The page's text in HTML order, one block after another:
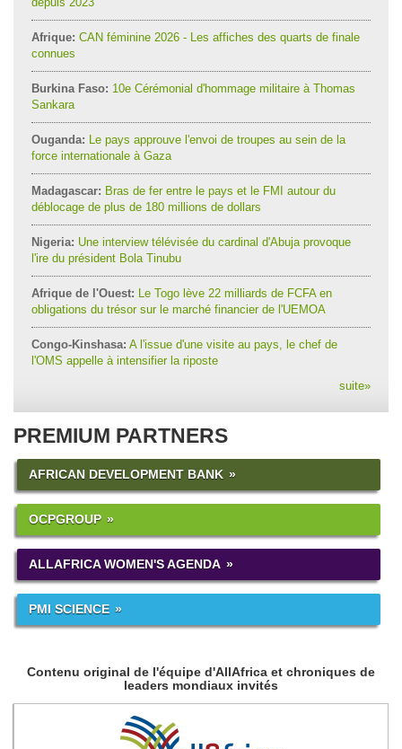
Afrique: CAN féminine 2026 - Les affiches des quarts de finale
connues
Burkina Faso: 10e Cérémonial d'hommage militaire à Thomas
Sankara
Ouganda: Le pays approuve l'envoi de troupes au sein de la
force internationale à Gaza
Madagascar: Bras de fer entre le pays et le FMI autour du
déblocage de plus de 180 millions de dollars
Nigeria: Une interview télévisée du cardinal d'Abuja provoque
l'ire du président Bola Tinubu
Afrique de l'Ouest: Le Togo lève 22 milliards de FCFA en
obligations du trésor sur le marché financier de l'UEMOA
Congo-Kinshasa: A l'issue d'une visite au pays, le chef de
l'OMS appelle à intensifier la riposte
suite»
PREMIUM PARTNERS
AFRICAN DEVELOPMENT BANK
OCPGROUP
ALLAFRICA WOMEN'S AGENDA
PMI SCIENCE
Contenu original de l'équipe d'AllAfrica et chroniques de
leaders mondiaux invités